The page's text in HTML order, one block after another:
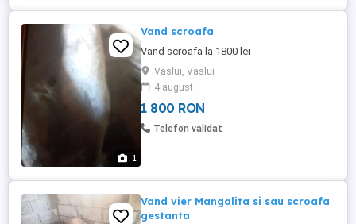
1
Vand scroafa
Vand scroafa la 1800 lei
Vaslui, Vaslui
4 august
1 800 RON
Telefon validat
Vand vier Mangalita si sau scroafa
gestanta